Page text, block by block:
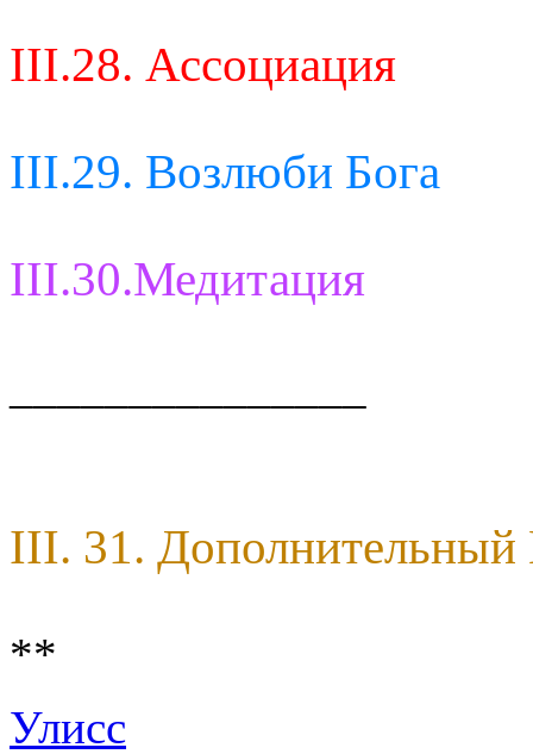
III.28. Ассоциация
III.29. Возлюби Бога
III.30.Медитация
III. 31.
**
Улисс